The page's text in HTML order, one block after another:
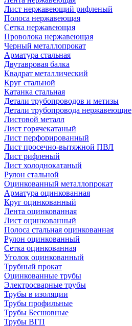
Лист нержавеющий рифленый
Полоса нержавеющая
Сетка нержавеющая
Проволока нержавеющая
Черный металлопрокат
Арматура стальная
Двутавровая балка
Квадрат металлический
Круг стальной
Катанка стальная
Детали трубопроводов и метизы
Детали трубопровода нержавеющие
Листовой металл
Лист горячекатаный
Лист перфорированный
Лист просечно-вытяжной ПВЛ
Лист рифленый
Лист холоднокатаный
Рулон стальной
Оцинкованный металлопрокат
Арматура оцинкованная
Круг оцинкованный
Лента оцинкованная
Лист оцинкованный
Полоса стальная оцинкованная
Рулон оцинкованный
Сетка оцинкованная
Уголок оцинкованный
Трубный прокат
Оцинкованные трубы
Электросварные трубы
Трубы в изоляции
Трубы профильные
Трубы Бесшовные
Трубы ВГП